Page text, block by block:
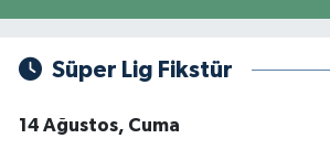
Süper Lig Fikstür
14 Ağustos, Cuma